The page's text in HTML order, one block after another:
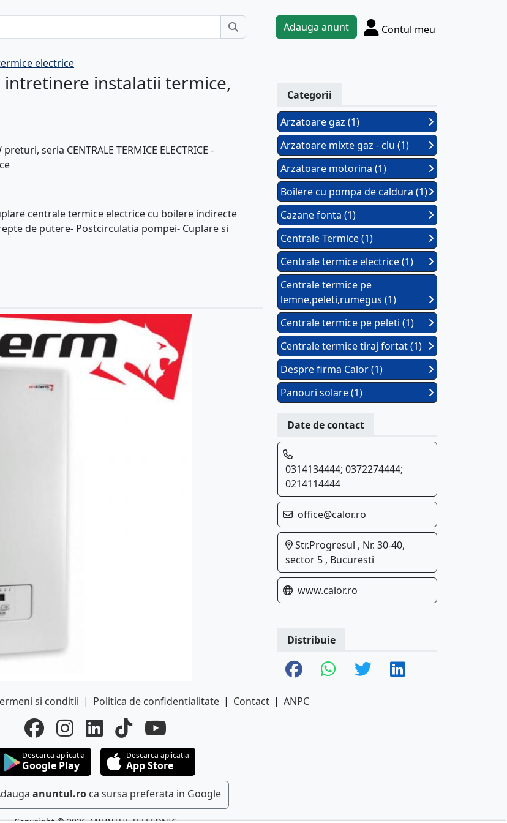
Adauga anunt Contul meu
electrice
instalatii termice,
preturi, seria CENTRALE TERMICE ELECTRICE -
centrale termice electrice cu boilere indirecte
de putere- Postcirculatia pompei- Cuplare si
Categorii
Arzatoare gaz (1)
Arzatoare mixte gaz - clu (1)
Arzatoare motorina (1)
Boilere cu pompa de caldura (1)
Cazane fonta (1)
Centrale Termice (1)
Centrale termice electrice (1)
Centrale termice pe
lemne,peleti,rumegus (1)
Centrale termice pe peleti (1)
Centrale termice tiraj fortat (1)
Despre firma Calor (1)
Panouri solare (1)
Date de contact
0314134444; 0372274444;
0214114444
office@calor.ro
Str.Progresul , Nr. 30-40,
sector 5 , Bucuresti
www.calor.ro
Distribuie
si conditii | Politica de confidentialitate | Contact | ANPC
Descarca aplicatia
Google Play
Descarca aplicatia
App Store
anuntul.ro ca sursa preferata in Google